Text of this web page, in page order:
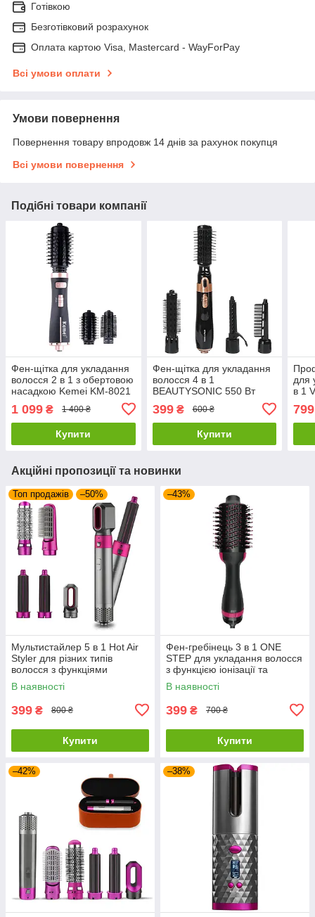
Готівкою
Безготівковий розрахунок
Оплата картою Visa, Mastercard - WayForPay
Всі умови оплати
Умови повернення
Повернення товару впродовж 14 днів за рахунок покупця
Всі умови повернення
Подібні товари компанії
Фен-щітка для укладання
волосся 2 в 1 з обертовою
насадкою Kemei KM-8021
1 099 ₴ 1 400 ₴
Купити
Фен-щітка для укладання
волосся 4 в 1
BEAUTYSONIC 550 Вт
399₴ 600 ₴
Купити
для
в 1
799
Акційні пропозиції та новинки
Топ продажів –50%
Мультистайлер 5 в 1 Hot Air
Styler для різних типів
волосся з функціями
надання об'єму,
випрямлення, укладання
В наявності
399 ₴ 800 ₴
Купити
–43%
Фен-гребінець 3 в 1 ONE
STEP для укладання волосся
з функцією іонізації та
керамічним покриттям
В наявності
399 ₴ 700 ₴
Купити
–42% –38%